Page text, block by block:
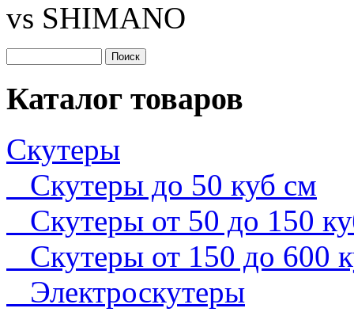
vs SHIMANO
Каталог товаров
Cкутеры
Скутеры до 50 куб см
Скутеры от 50 до 150
Скутеры от 150 до 600
Электроскутеры